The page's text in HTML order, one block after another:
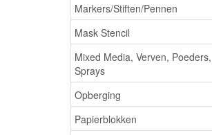
Markers/Stiften/Pennen
Mask Stencil
Mixed Media, Verven, Poeders,
Sprays
Opberging
Papierblokken